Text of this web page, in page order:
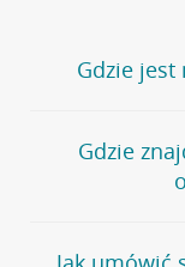
Gdzie jest
Jeśli szukasz
stronęPlacówki i
wygodna
oddziałów
Gdzie
Bank Credit